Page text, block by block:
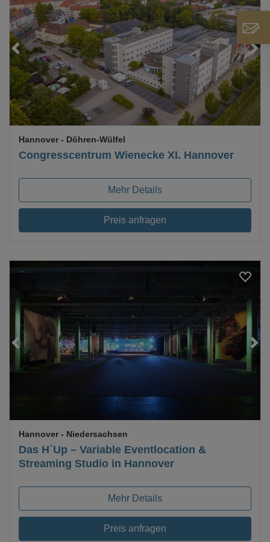
Loading...
Congresscentrum Wienecke XI. Hannover
Hannover - Döhren-Wülfel
Mehr Details
Preis anfragen
Loading...
Das H´Up – Variable Eventlocation &
Streaming Studio in Hannover
Hannover - Niedersachsen
Mehr Details
Preis anfragen